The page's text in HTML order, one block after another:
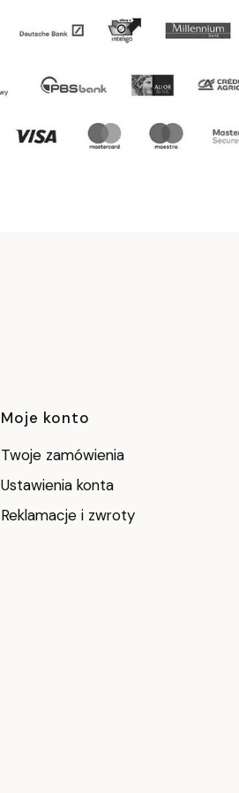
Moje konto
Twoje zamówienia
Ustawienia konta
Reklamacje i zwroty